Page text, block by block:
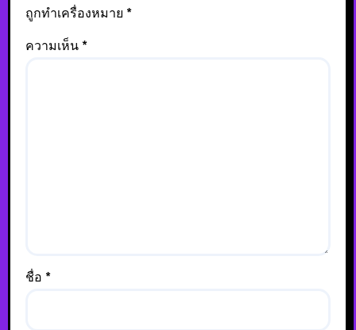
ถูกทำเครื่องหมาย *
ความเห็น *
ชื่อ *